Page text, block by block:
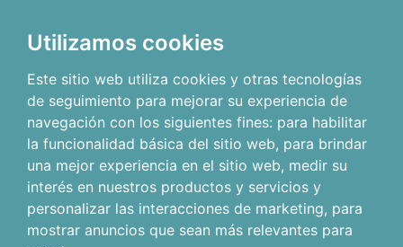
Utilizamos cookies
Este sitio web utiliza cookies y otras tecnologías
de seguimiento para mejorar su experiencia de
navegación con los siguientes fines: para habilitar
la funcionalidad básica del sitio web, para brindar
una mejor experiencia en el sitio web, medir su
interés en nuestros productos y servicios y
personalizar las interacciones de marketing, para
mostrar anuncios que sean más relevantes para